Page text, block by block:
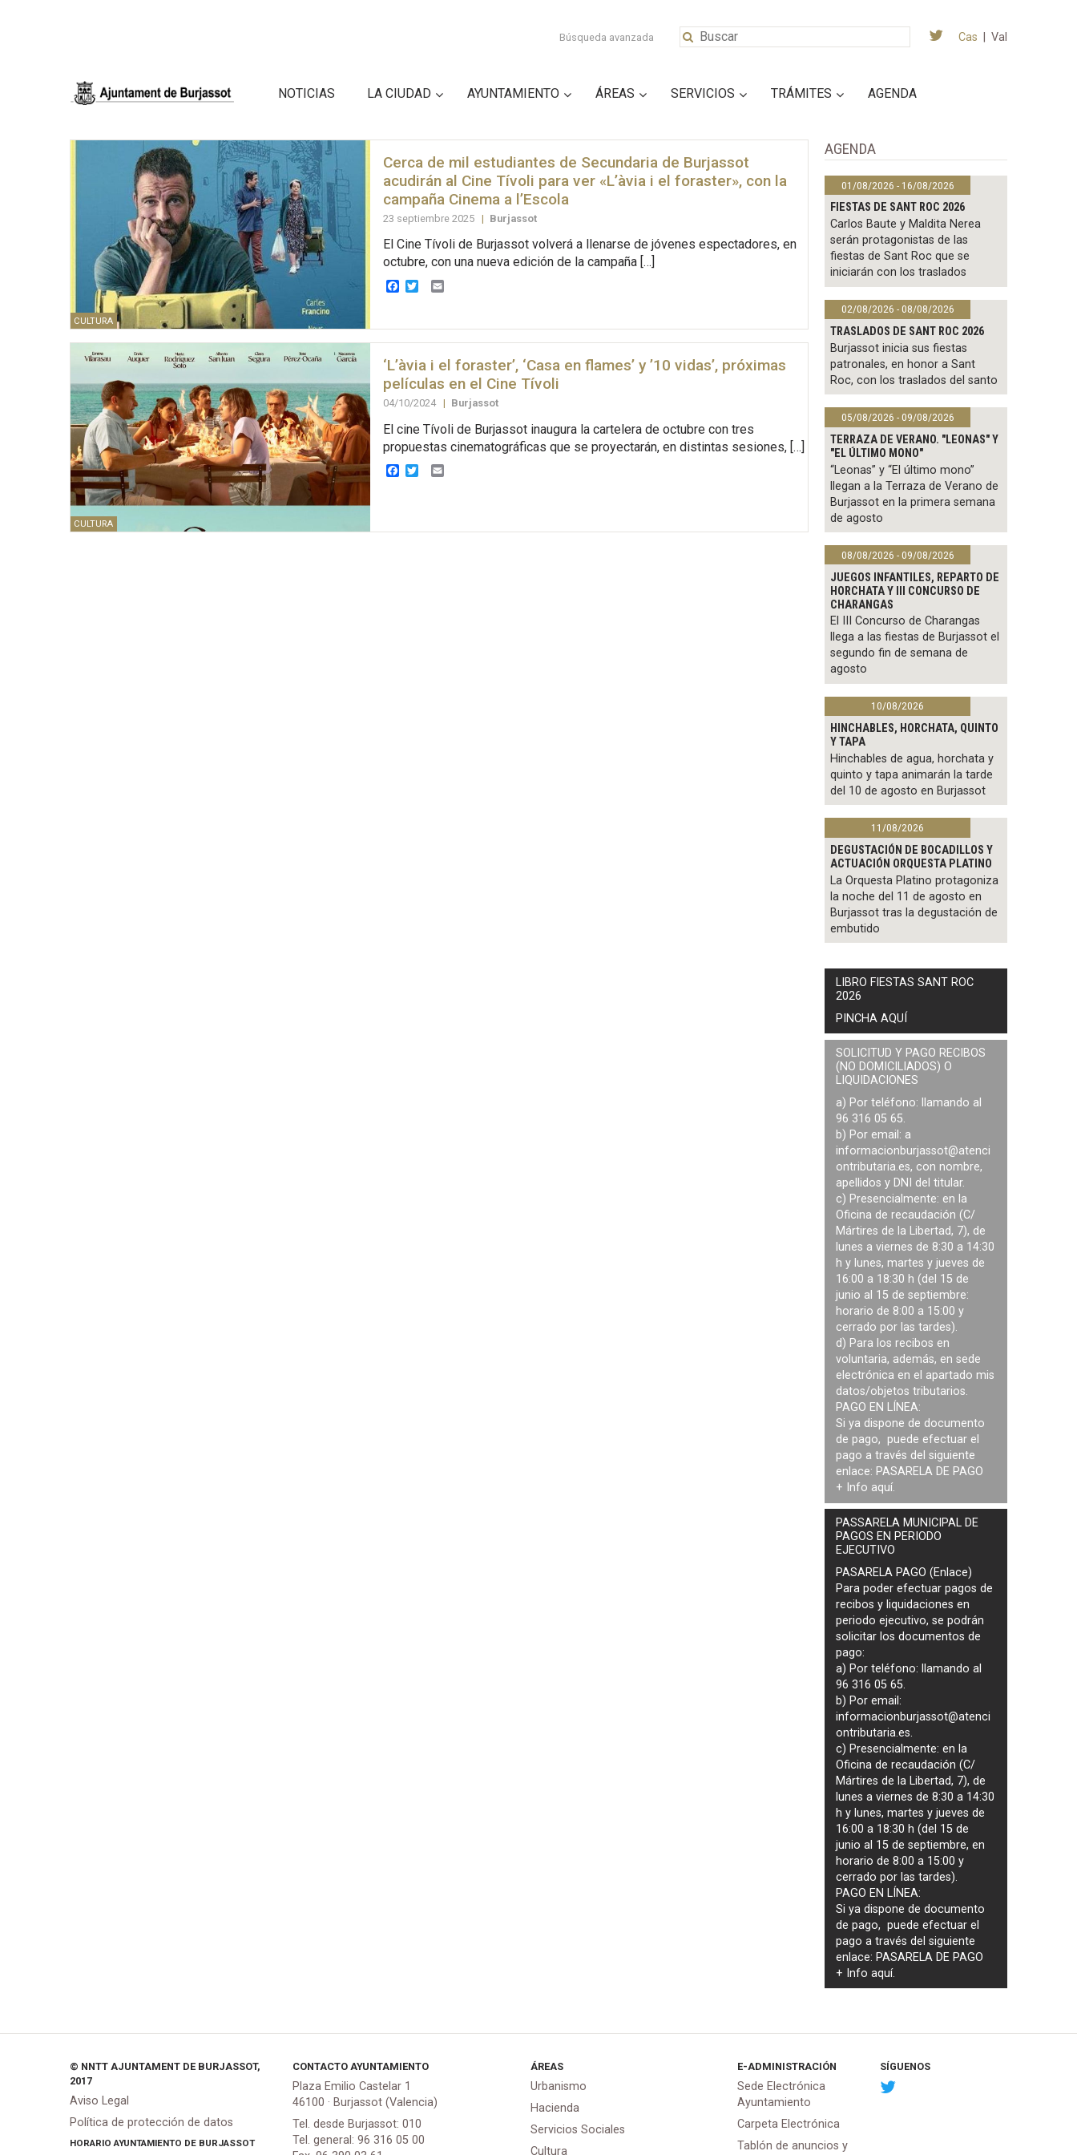
Búsqueda avanzada Cas Val
NOTICIAS LA CIUDAD AYUNTAMIENTO ÁREAS SERVICIOS TRÁMITES AGENDA
CULTURA
Cerca de mil estudiantes de Secundaria de Burjassot
acudirán al Cine Tívoli para ver «L’àvia i el foraster», con la
campaña Cinema a l’Escola
23 septiembre 2025 | Burjassot
El Cine Tívoli de Burjassot volverá a llenarse de jóvenes espectadores, en
octubre, con una nueva edición de la campaña […]
Facebook
TwitterEmail
CULTURA
‘L’àvia i el foraster’, ‘Casa en flames’ y ’10 vidas’, próximas
películas en el Cine Tívoli
04/10/2024 | Burjassot
El cine Tívoli de Burjassot inaugura la cartelera de octubre con tres
propuestas cinematográficas que se proyectarán, en distintas sesiones, […]
Facebook
TwitterEmail
AGENDA
01/08/2026 - 16/08/2026
FIESTAS DE SANT ROC 2026
Carlos Baute y Maldita Nerea
serán protagonistas de las
fiestas de Sant Roc que se
iniciarán con los traslados
02/08/2026 - 08/08/2026
TRASLADOS DE SANT ROC 2026
Burjassot inicia sus fiestas
patronales, en honor a Sant
Roc, con los traslados del santo
05/08/2026 - 09/08/2026
TERRAZA DE VERANO. "LEONAS" Y
"EL ÚLTIMO MONO"
“Leonas” y “El último mono”
llegan a la Terraza de Verano de
Burjassot en la primera semana
de agosto
08/08/2026 - 09/08/2026
JUEGOS INFANTILES, REPARTO DE
HORCHATA Y III CONCURSO DE
CHARANGAS
El III Concurso de Charangas
llega a las fiestas de Burjassot el
segundo fin de semana de
agosto
10/08/2026
HINCHABLES, HORCHATA, QUINTO
Y TAPA
Hinchables de agua, horchata y
quinto y tapa animarán la tarde
del 10 de agosto en Burjassot
11/08/2026
DEGUSTACIÓN DE BOCADILLOS Y
ACTUACIÓN ORQUESTA PLATINO
La Orquesta Platino protagoniza
la noche del 11 de agosto en
Burjassot tras la degustación de
embutido
LIBRO FIESTAS SANT ROC
2026
PINCHA AQUÍ
SOLICITUD Y PAGO RECIBOS
(NO DOMICILIADOS) O
LIQUIDACIONES
a) Por teléfono: llamando al
96 316 05 65.
b) Por email: a
informacionburjassot@atenci
ontributaria.es, con nombre,
apellidos y DNI del titular.
c) Presencialmente: en la
Oficina de recaudación (C/
Mártires de la Libertad, 7), de
lunes a viernes de 8:30 a 14:30
h y lunes, martes y jueves de
16:00 a 18:30 h (del 15 de
junio al 15 de septiembre:
horario de 8:00 a 15:00 y
cerrado por las tardes).
d) Para los recibos en
voluntaria, además, en sede
electrónica en el apartado mis
datos/objetos tributarios.
PAGO EN LÍNEA:
Si ya dispone de documento
de pago, puede efectuar el
pago a través del siguiente
enlace: PASARELA DE PAGO
+ Info aquí.
PASSARELA MUNICIPAL DE
PAGOS EN PERIODO
EJECUTIVO
PASARELA PAGO (Enlace)
Para poder efectuar pagos de
recibos y liquidaciones en
periodo ejecutivo, se podrán
solicitar los documentos de
pago:
a) Por teléfono: llamando al
96 316 05 65.
b) Por email:
informacionburjassot@atenci
ontributaria.es.
c) Presencialmente: en la
Oficina de recaudación (C/
Mártires de la Libertad, 7), de
lunes a viernes de 8:30 a 14:30
h y lunes, martes y jueves de
16:00 a 18:30 h (del 15 de
junio al 15 de septiembre, en
horario de 8:00 a 15:00 y
cerrado por las tardes).
PAGO EN LÍNEA:
Si ya dispone de documento
de pago, puede efectuar el
pago a través del siguiente
enlace: PASARELA DE PAGO
+ Infoaquí.
© NNTT AJUNTAMENT DE BURJASSOT,
2017
Aviso Legal
Política de protección de datos
HORARIO AYUNTAMIENTO DE BURJASSOT
CONTACTO AYUNTAMIENTO
Plaza Emilio Castelar 1
46100 · Burjassot (Valencia)
Tel. desde Burjassot: 010
Tel. general: 96 316 05 00
ÁREAS
Urbanismo
Hacienda
Servicios Sociales
Cultura
E-ADMINISTRACIÓN
Sede Electrónica
Ayuntamiento
Carpeta Electrónica
Tablón de anuncios y
SÍGUENOS